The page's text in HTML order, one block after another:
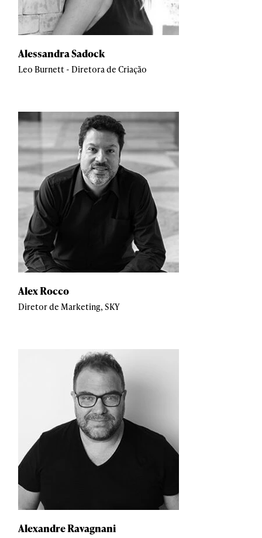
Alessandra Sadock
Leo Burnett - Diretora de Criação
Alex Rocco
Diretor de Marketing, SKY
Alexandre Ravagnani